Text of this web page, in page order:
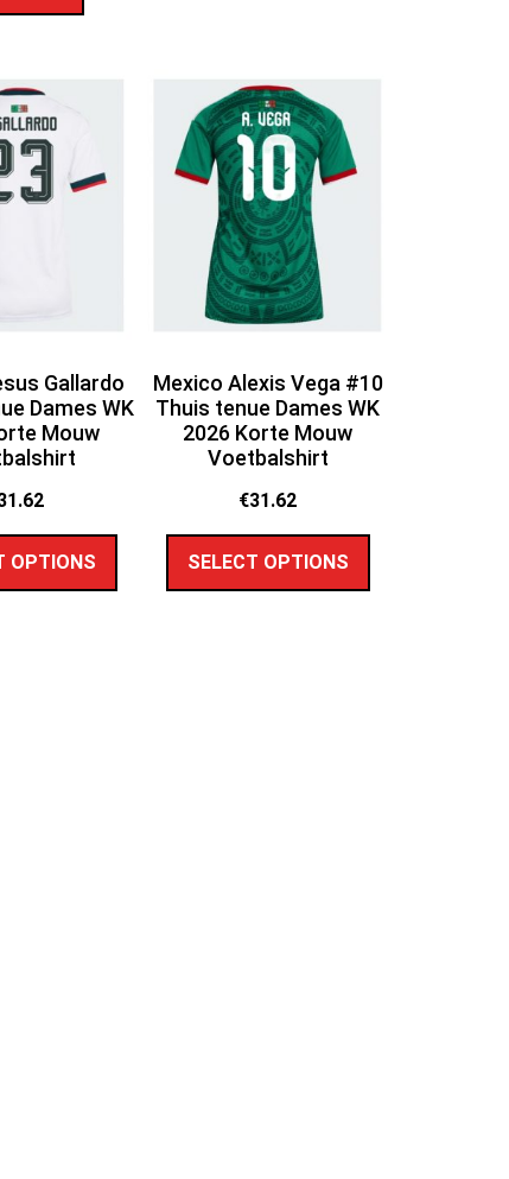
Gallardo
Dames WK
Mouw
OPTIONS
Mexico Alexis Vega #10
Thuis tenue Dames WK
2026 Korte Mouw
Voetbalshirt
€31.62
SELECT OPTIONS